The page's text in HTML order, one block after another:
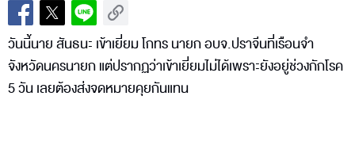
วันนี้นาย สันธนะ เข้าเยี่ยม โกทร นายก อบจ.ปราจีนที่เรือนจำ
จังหวัดนครนายก แต่ปรากฏว่าเข้าเยี่ยมไม่ได้เพราะยังอยู่ช่วงกักโรค
5 วัน เลยต้องส่งจดหมายคุยกันแทน